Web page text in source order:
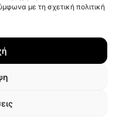
με τη σχετική πολιτική